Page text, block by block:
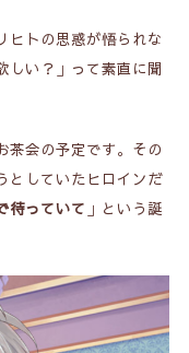
ヒトの思惑が悟られな
しい？」って素直に聞
茶会の予定です。その
としていたヒロインだ
待っていて 」という誕